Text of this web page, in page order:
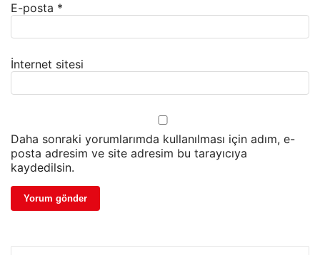
E-posta *
İnternet sitesi
Daha sonraki yorumlarımda kullanılması için adım, e-
posta adresim ve site adresim bu tarayıcıya
kaydedilsin.